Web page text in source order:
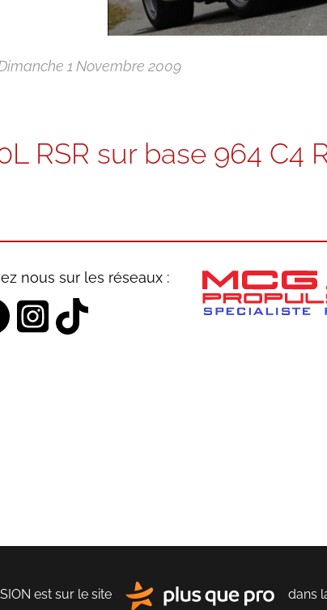
1 Novembre 2009
RSR sur base 964 C4
nous sur les réseaux :
est sur le site dans